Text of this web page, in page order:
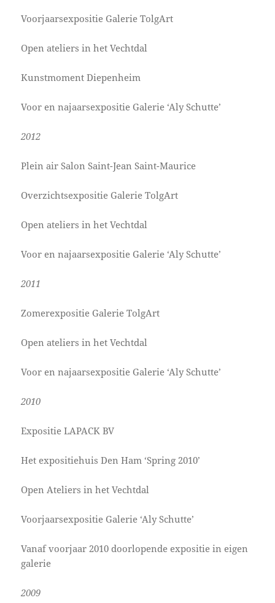
Voorjaarsexpositie Galerie TolgArt
Open ateliers in het Vechtdal
Kunstmoment Diepenheim
Voor en najaarsexpositie Galerie ‘Aly Schutte’
2012
Plein air Salon Saint-Jean Saint-Maurice
Overzichtsexpositie Galerie TolgArt
Open ateliers in het Vechtdal
Voor en najaarsexpositie Galerie ‘Aly Schutte’
2011
Zomerexpositie Galerie TolgArt
Open ateliers in het Vechtdal
Voor en najaarsexpositie Galerie ‘Aly Schutte’
2010
Expositie LAPACK BV
Het expositiehuis Den Ham ‘Spring 2010’
Open Ateliers in het Vechtdal
Voorjaarsexpositie Galerie ‘Aly Schutte’
Vanaf voorjaar 2010 doorlopende expositie in eigen
galerie
2009